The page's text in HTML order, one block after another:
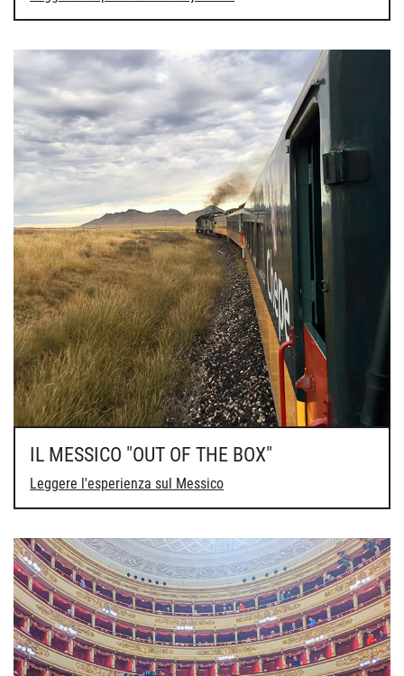
IL MESSICO "OUT OF THE BOX"
Leggere l'esperienza sul Messico